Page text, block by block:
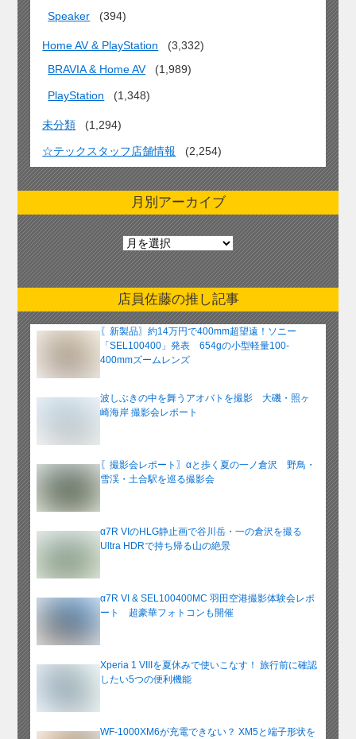
Speaker (394)
Home AV & PlayStation
(3,332)
BRAVIA & Home AV
(1,989)
PlayStation (1,348)
未分類 (1,294)
☆テックスタッフ店舗情報 (2,254)
月別アーカイブ
月
別
ア
ー
カ
イ
ブ
店員佐藤の推し記事
〖新製品〗約14万円で400mm超望遠！ソニー
「SEL100400」発表 654gの小型軽量100-
400mmズームレンズ
波しぶきの中を舞うアオバトを撮影 大磯・照ヶ
崎海岸 撮影会レポート
〖撮影会レポート〗αと歩く夏の一ノ倉沢 野鳥・
雪渓・土合駅を巡る撮影会
α7R VIのHLG静止画で谷川岳・一の倉沢を撮る
Ultra HDRで持ち帰る山の絶景
α7R VI & SEL100400MC 羽田空港撮影体験会レポ
ート 超豪華フォトコンも開催
Xperia 1 VIIIを夏休みで使いこなす！ 旅行前に確認
したい5つの便利機能
WF-1000XM6が充電できない？ XM5と端子形状を